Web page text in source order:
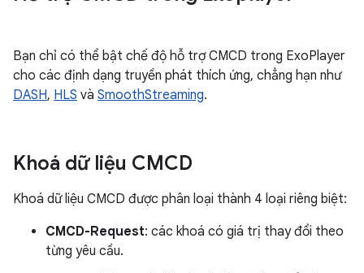
Bạn chỉ có thể bật chế độ hỗ trợ CMCD trong ExoPlayer
cho các định dạng truyền phát thích ứng, chẳng hạn như
DASH, HLS và SmoothStreaming.
Khoá dữ liệu CMCD
Khoá dữ liệu CMCD được phân loại thành 4 loại riêng biệt:
CMCD-Request: các khoá có giá trị thay đổi theo
từng yêu cầu.